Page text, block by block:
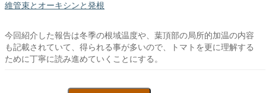
維管束とオーキシンと発根
今回紹介した報告は冬季の根域温度や、葉頂部の局所的加温の内容
も記載されていて、得られる事が多いので、トマトを更に理解する
ために丁寧に読み進めていくことにする。